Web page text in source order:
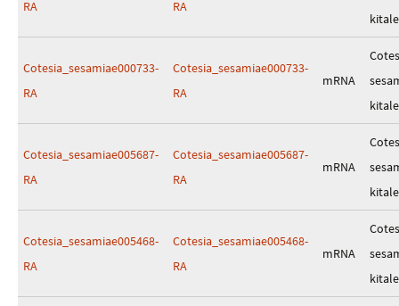
RA
RA
kitale
Cotesia_sesamiae000733-
RA
Cotesia_sesamiae000733-
RA
mRNA
kitale
Cotesia_sesamiae005687-
RA
Cotesia_sesamiae005687-
RA
mRNA
kitale
Cotesia_sesamiae005468-
RA
Cotesia_sesamiae005468-
RA
mRNA
kitale